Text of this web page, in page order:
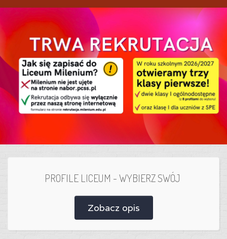
PROFILE LICEUM - WYBIERZ SWÓJ
Zobacz opis